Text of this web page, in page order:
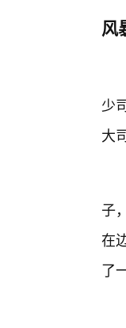
风
少
大
子
在
了